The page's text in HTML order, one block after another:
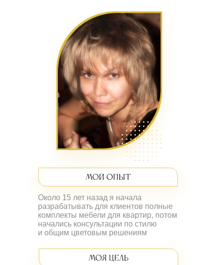
Около 15 лет назад я начала
разрабатывать для клиентов полные
комплекты мебели для квартир, потом
начались консультации по стилю
и общим цветовым решениям